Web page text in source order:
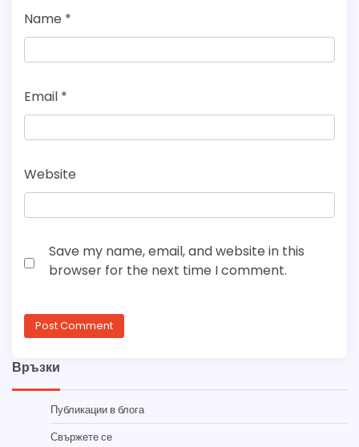
Name *
Email *
Website
Save my name, email, and website in this
browser for the next time I comment.
Връзки
Публикации в блога
Свържете се